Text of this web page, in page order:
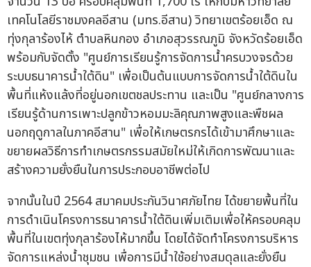
เทคโนโลยีราชมงคลอีสาน (มทร.อีสาน) วิทยาเขตร้อยเอ็ด ณ
ทุ่งกุลาร้องไห้ ตำบลหินกอง อำเภอสุวรรณภูมิ จังหวัดร้อยเอ็ด
พร้อมกับจัดตั้ง "ศูนย์การเรียนรู้การจัดการน้ำครบวงจรด้วย
ระบบธนาคารน้ำใต้ดิน" เพื่อเป็นต้นแบบการจัดการน้ำใต้ดินใน
พื้นที่แห้งแล้งที่อยู่นอกเขตชลประทาน และเป็น "ศูนย์กลางการ
เรียนรู้ด้านการเพาะปลูกข้าวหอมมะลิคุณภาพสูงและพืชผล
นอกฤดูกาลในภาคอีสาน" เพื่อให้เกษตรกรได้เข้ามาศึกษาและ
ขยายผลวิธีการทำเกษตรกรรมสมัยใหม่ให้เกิดการพัฒนาและ
สร้างความยั่งยืนในการประกอบอาชีพต่อไป
จากนั้นในปี 2564 สมาคมประกันวินาศภัยไทย ได้ขยายพื้นที่ใน
การดำเนินโครงการธนาคารน้ำใต้ดินเพิ่มเติมเพื่อให้ครอบคลุม
พื้นที่ในเขตทุ่งกุลาร้องไห้มากขึ้น โดยได้จัดทำโครงการบริหาร
จัดการแหล่งน้ำชุมชน เพื่อการมีน้ำใช้อย่างสมดุลและยั่งยืน